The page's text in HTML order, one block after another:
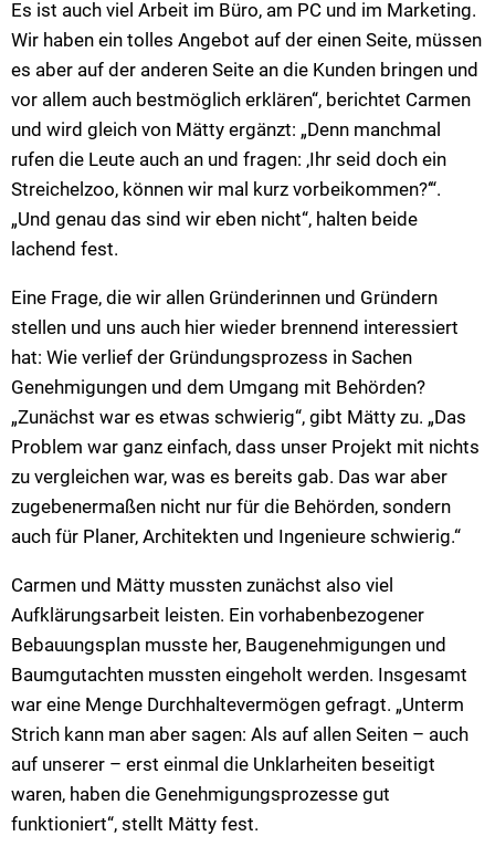
Es ist auch viel Arbeit im Büro, am PC und im Marketing.
Wir haben ein tolles Angebot auf der einen Seite, müssen
es aber auf der anderen Seite an die Kunden bringen und
vor allem auch bestmöglich erklären“, berichtet Carmen
und wird gleich von Mätty ergänzt: „Denn manchmal
rufen die Leute auch an und fragen: ‚Ihr seid doch ein
Streichelzoo, können wir mal kurz vorbeikommen?‘“.
„Und genau das sind wir eben nicht“, halten beide
lachend fest.
Eine Frage, die wir allen Gründerinnen und Gründern
stellen und uns auch hier wieder brennend interessiert
hat: Wie verlief der Gründungsprozess in Sachen
Genehmigungen und dem Umgang mit Behörden?
„Zunächst war es etwas schwierig“, gibt Mätty zu. „Das
Problem war ganz einfach, dass unser Projekt mit nichts
zu vergleichen war, was es bereits gab. Das war aber
zugebenermaßen nicht nur für die Behörden, sondern
auch für Planer, Architekten und Ingenieure schwierig.“
Carmen und Mätty mussten zunächst also viel
Aufklärungsarbeit leisten. Ein vorhabenbezogener
Bebauungsplan musste her, Baugenehmigungen und
Baumgutachten mussten eingeholt werden. Insgesamt
war eine Menge Durchhaltevermögen gefragt. „Unterm
Strich kann man aber sagen: Als auf allen Seiten – auch
auf unserer – erst einmal die Unklarheiten beseitigt
waren, haben die Genehmigungsprozesse gut
funktioniert“, stellt Mätty fest.